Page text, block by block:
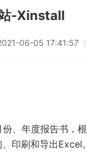
-Xinstall
06-05 17:41:57
、年度报告书，
印刷和导出